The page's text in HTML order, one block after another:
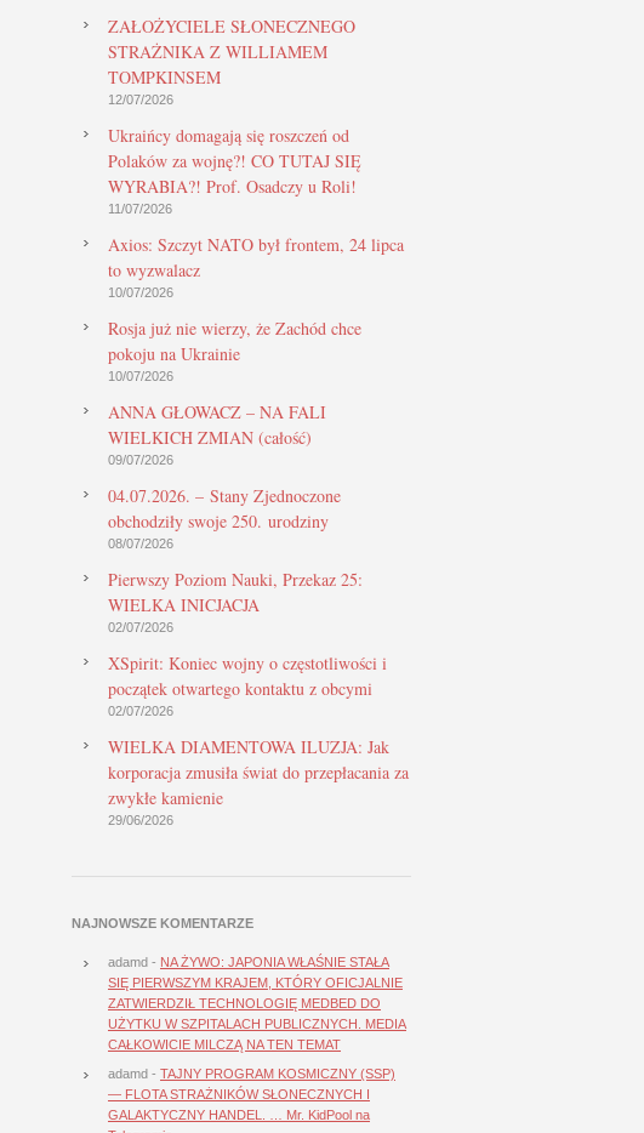
ZAŁOŻYCIELE SŁONECZNEGO
STRAŻNIKA Z WILLIAMEM
TOMPKINSEM
12/07/2026
Ukraińcy domagają się roszczeń od
Polaków za wojnę?! CO TUTAJ SIĘ
WYRABIA?! Prof. Osadczy u Roli!
11/07/2026
Axios: Szczyt NATO był frontem, 24 lipca
to wyzwalacz
10/07/2026
Rosja już nie wierzy, że Zachód chce
pokoju na Ukrainie
10/07/2026
ANNA GŁOWACZ – NA FALI
WIELKICH ZMIAN (całość)
09/07/2026
04.07.2026. – Stany Zjednoczone
obchodziły swoje 250. urodziny
08/07/2026
Pierwszy Poziom Nauki, Przekaz 25:
WIELKA INICJACJA
02/07/2026
XSpirit: Koniec wojny o częstotliwości i
początek otwartego kontaktu z obcymi
02/07/2026
WIELKA DIAMENTOWA ILUZJA: Jak
korporacja zmusiła świat do przepłacania za
zwykłe kamienie
29/06/2026
NAJNOWSZE KOMENTARZE
adamd - NA ŻYWO: JAPONIA WŁAŚNIE STAŁA
SIĘ PIERWSZYM KRAJEM, KTÓRY OFICJALNIE
ZATWIERDZIŁ TECHNOLOGIĘ MEDBED DO
UŻYTKU W SZPITALACH PUBLICZNYCH. MEDIA
CAŁKOWICIE MILCZĄ NA TEN TEMAT
adamd - TAJNY PROGRAM KOSMICZNY (SSP)
— FLOTA STRAŻNIKÓW SŁONECZNYCH I
GALAKTYCZNY HANDEL. … Mr. KidPool na